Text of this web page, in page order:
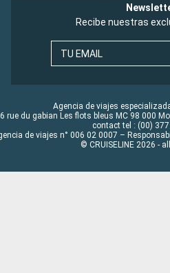
Recibe nuestras
TU EMAIL
Agencia de viajes
rue du gabian Les flots bleus MC 98 000
contact tel : (00)
de viajes n° 006 02 0007 –
© CRUISELINE 2026 -